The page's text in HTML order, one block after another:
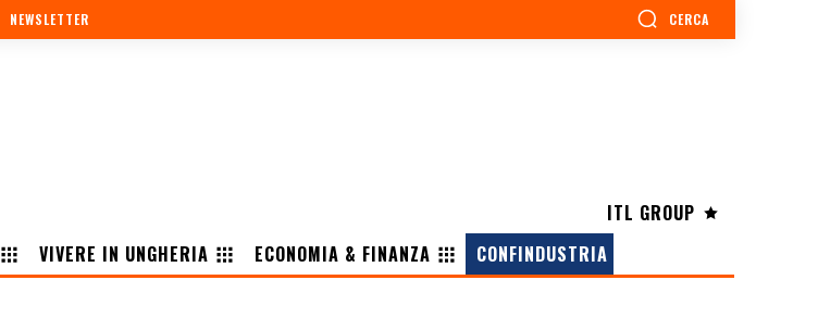
NEWSLETTER CERCA
ITL GROUP
VIVERE IN UNGHERIA ECONOMIA & FINANZA CONFINDUSTRIA